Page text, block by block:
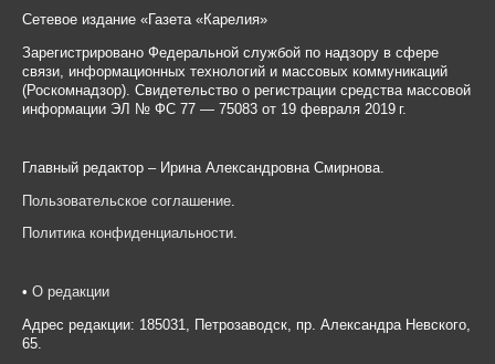
Сетевое издание «Газета «Карелия»
Зарегистрировано Федеральной службой по надзору в сфере
связи, информационных технологий и массовых коммуникаций
(Роскомнадзор). Свидетельство о регистрации средства массовой
информации ЭЛ № ФС 77 — 75083 от 19 февраля 2019 г.
Главный редактор – Ирина Александровна Смирнова.
Пользовательское соглашение
Политика конфиденциальности.
• О редакции
Адрес редакции: 185031, Петрозаводск, пр. Александра Невского,
65.